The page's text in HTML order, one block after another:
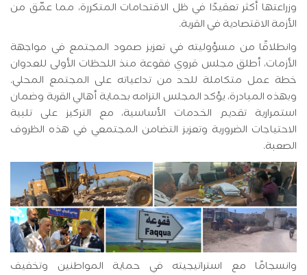
وزراعتها أكثر تعقيدًا في ظل الاقتحامات المتكررة، مما عمّق من
الأزمة الاقتصادية في القرية.
وانطلاقًا من مسؤوليته في تعزيز صمود المجتمع في مواجهة
الأزمات، أطلق مجلس قروي فقوعة منذ اللحظات الأولى للعدوان
خطة عمل متكاملة للحد من تداعياته على المجتمع المحلي.
وبهذه المبادرة، يؤكد المجلس التزامه بحماية أهالي القرية وضمان
استمرارية تقديم الخدمات الأساسية، مع التركيز على تلبية
الاحتياجات الضرورية وتعزيز التضامن المجتمعي في هذه الظروف
الصعبة.
وانسجامًا مع استراتيجيته في حماية المواطنين وتخفيف